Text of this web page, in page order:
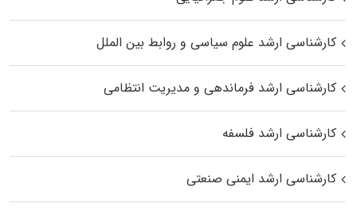
کارشناسی ارشد علوم سیاسی و روابط بین الملل
کارشناسی ارشد فرماندهی و مدیریت انتظامی
کارشناسی ارشد فلسفه
کارشناسی ارشد ایمنی صنعتی